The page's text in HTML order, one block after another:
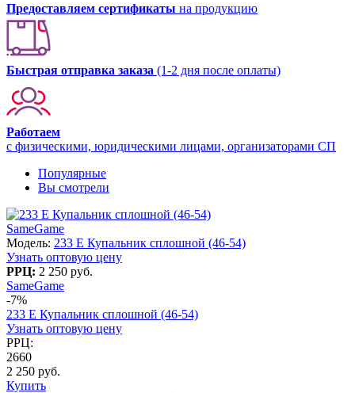
Предоставляем сертификаты на продукцию
Быстрая отправка заказа (1-2 дня после оплаты)
Работаем
с физическими, юридическими лицами, организаторами СП
Популярные
Вы смотрели
SameGame
Модель: 233 E Купальник сплошной (46-54)
Узнать оптовую цену
РРЦ: 2 250 руб.
SameGame
-7%
233 E Купальник сплошной (46-54)
Узнать оптовую цену
РРЦ:
2660
2 250 руб.
Купить